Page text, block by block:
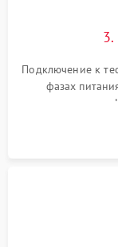
3.
Подключение к
фазах